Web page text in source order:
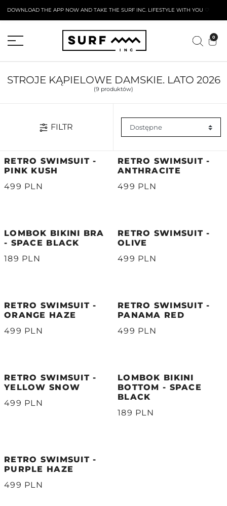
DOWNLOAD THE APP NOW AND TAKE THE SURF INC. LIFESTYLE WITH YOU 🤍
0
STROJE KĄPIELOWE DAMSKIE. LATO 2026
(9 produktów)
FILTR
RETRO SWIMSUIT -
PINK KUSH
499 PLN
RETRO SWIMSUIT -
ANTHRACITE
499 PLN
LOMBOK BIKINI BRA
- SPACE BLACK
189 PLN
RETRO SWIMSUIT -
OLIVE
499 PLN
RETRO SWIMSUIT -
ORANGE HAZE
499 PLN
RETRO SWIMSUIT -
PANAMA RED
499 PLN
RETRO SWIMSUIT -
YELLOW SNOW
499 PLN
LOMBOK BIKINI
BOTTOM - SPACE
BLACK
189 PLN
RETRO SWIMSUIT -
PURPLE HAZE
499 PLN
AKTYWNY FORMULARZ ZWROTU